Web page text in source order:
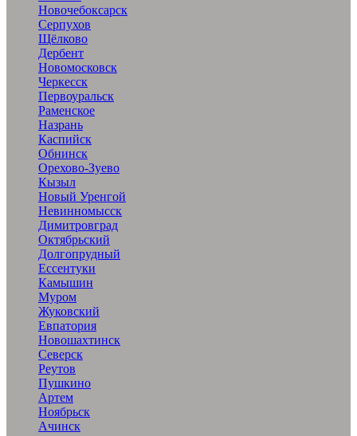
Новочебоксарск
Серпухов
Щёлково
Дербент
Новомосковск
Черкесск
Первоуральск
Раменское
Назрань
Каспийск
Обнинск
Орехово-Зуево
Кызыл
Новый Уренгой
Невинномысск
Димитровград
Октябрьский
Долгопрудный
Ессентуки
Камышин
Муром
Жуковский
Евпатория
Новошахтинск
Северск
Реутов
Пушкино
Артем
Ноябрьск
Ачинск